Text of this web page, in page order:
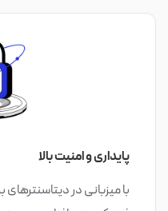
پایداری و امنیت بالا
با میزبانی در دیتاسنترهای